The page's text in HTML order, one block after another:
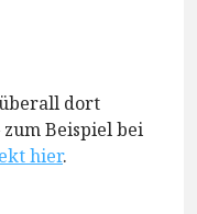
dort
Beispiel bei
hier.